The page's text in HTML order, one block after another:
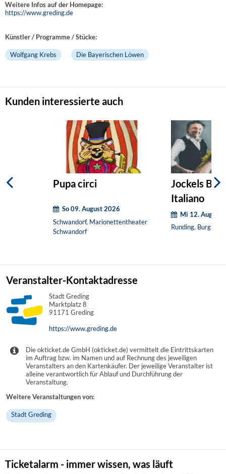
Weitere Infos auf der Homepage:
https://www.greding.de
Künstler / Programme / Stücke:
Wolfgang Krebs Die Bayerischen Löwen
Kunden interessierte auch
Pupa circi
So 09. August 2026
Schwandorf, Marionettentheater
Schwandorf
Jockels
Italiano
Mi 12. August
Runding, Burgruine
Veranstalter-Kontaktadresse
Stadt Greding
Marktplatz 8
91171 Greding
https://www.greding.de
Die okticket.de GmbH (okticket.de) vermittelt die Eintrittskarten
im Auftrag bzw. im Namen und auf Rechnung des jeweiligen
Veranstalters an den Kartenkäufer. Der jeweilige Veranstalter ist
alleine verantwortlich für Ablauf und Durchführung der
Veranstaltung.
Weitere Veranstaltungen von:
Stadt Greding
Ticketalarm - immer wissen, was läuft